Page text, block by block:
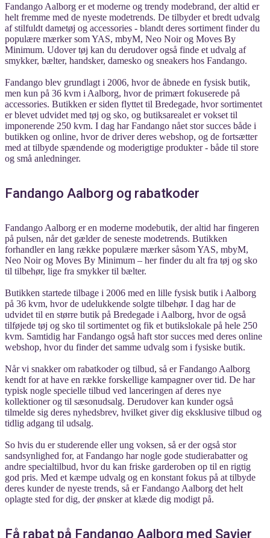
Fandango Aalborg er et moderne og trendy modebrand, der altid er
helt fremme med de nyeste modetrends. De tilbyder et bredt udvalg
af stilfuldt dametøj og accessories - blandt deres sortiment finder du
populære mærker som YAS, mbyM, Neo Noir og Moves By
Minimum. Udover tøj kan du derudover også finde et udvalg af
smykker, bælter, handsker, damesko og sneakers hos Fandango.
Fandango blev grundlagt i 2006, hvor de åbnede en fysisk butik,
men kun på 36 kvm i Aalborg, hvor de primært fokuserede på
accessories. Butikken er siden flyttet til Bredegade, hvor sortimentet
er blevet udvidet med tøj og sko, og butiksarealet er vokset til
imponerende 250 kvm. I dag har Fandango nået stor succes både i
butikken og online, hvor de driver deres webshop, og de fortsætter
med at tilbyde spændende og moderigtige produkter - både til store
og små anledninger.
Fandango Aalborg og rabatkoder
Fandango Aalborg er en moderne modebutik, der altid har fingeren
på pulsen, når det gælder de seneste modetrends. Butikken
forhandler en lang række populære mærker såsom YAS, mbyM,
Neo Noir og Moves By Minimum – her finder du alt fra tøj og sko
til tilbehør, lige fra smykker til bælter.
Butikken startede tilbage i 2006 med en lille fysisk butik i Aalborg
på 36 kvm, hvor de udelukkende solgte tilbehør. I dag har de
udvidet til en større butik på Bredegade i Aalborg, hvor de også
tilføjede tøj og sko til sortimentet og fik et butikslokale på hele 250
kvm. Samtidig har Fandango også haft stor succes med deres online
webshop, hvor du finder det samme udvalg som i fysiske butik.
Når vi snakker om rabatkoder og tilbud, så er Fandango Aalborg
kendt for at have en række forskellige kampagner over tid. De har
typisk nogle specielle tilbud ved lanceringen af deres nye
kollektioner og til sæsonudsalg. Derudover kan kunder også
tilmelde sig deres nyhedsbrev, hvilket giver dig eksklusive tilbud og
tidlig adgang til udsalg.
So hvis du er studerende eller ung voksen, så er der også stor
sandsynlighed for, at Fandango har nogle gode studierabatter og
andre specialtilbud, hvor du kan friske garderoben op til en rigtig
god pris. Med et kæmpe udvalg og en konstant fokus på at tilbyde
deres kunder de nyeste trends, så er Fandango Aalborg det helt
oplagte sted for dig, der ønsker at klæde dig modigt på.
Få rabat på Fandango Aalborg med Savier